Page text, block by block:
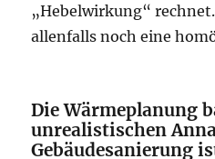
„Hebelwirkung“
allenfalls noch eine
Die Wärmeplanung
unrealistischen
Gebäudesanierung